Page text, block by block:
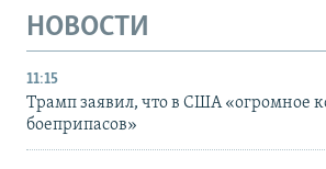
НОВОСТИ
11:15
Трамп заявил, что в США «огромное
боеприпасов»